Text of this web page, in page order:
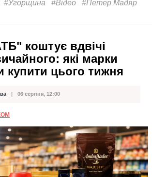
#Угорщина #Відео #Петер Мадяр